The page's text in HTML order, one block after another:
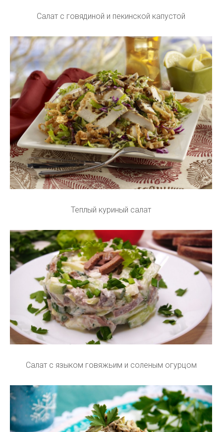
Салат с говядиной и пекинской капустой
Теплый куриный салат
Салат с языком говяжьим и соленым огурцом